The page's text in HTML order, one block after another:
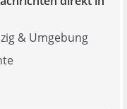
& Umgebung